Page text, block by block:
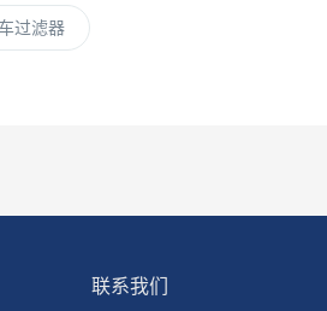
过滤器
联系我们